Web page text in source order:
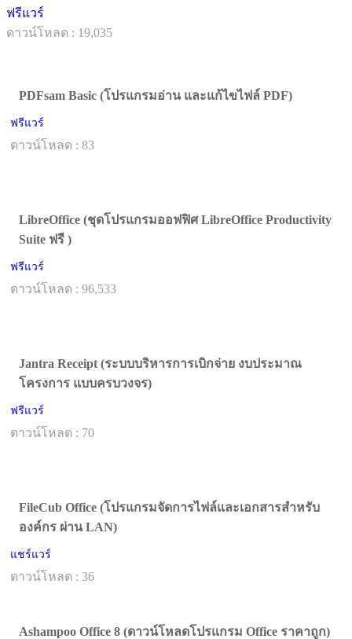
ฟรีแวร์
ดาวน์โหลด : 19,035
PDFsam Basic (โปรแกรมอ่าน และแก้ไขไฟล์ PDF)
ฟรีแวร์
ดาวน์โหลด : 83
LibreOffice (ชุดโปรแกรมออฟฟิศ LibreOffice Productivity
Suite ฟรี )
ฟรีแวร์
ดาวน์โหลด : 96,533
Jantra Receipt (ระบบบริหารการเบิกจ่าย งบประมาณ
โครงการ แบบครบวงจร)
ฟรีแวร์
ดาวน์โหลด : 70
FileCub Office (โปรแกรมจัดการไฟล์และเอกสารสำหรับ
องค์กร ผ่าน LAN)
แชร์แวร์
ดาวน์โหลด : 36
Ashampoo Office 8 (ดาวน์โหลดโปรแกรม Office ราคาถูก)